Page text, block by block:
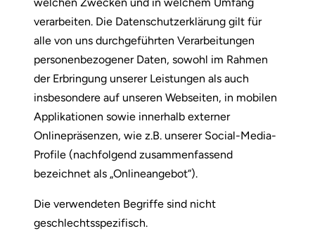
verarbeiten. Die Datenschutzerklärung gilt für
alle von uns durchgeführten Verarbeitungen
personenbezogener Daten, sowohl im Rahmen
der Erbringung unserer Leistungen als auch
insbesondere auf unseren Webseiten, in mobilen
Applikationen sowie innerhalb externer
Onlinepräsenzen, wie z.B. unserer Social-Media-
Profile (nachfolgend zusammenfassend
bezeichnet als „Onlineangebot“).
Die verwendeten Begriffe sind nicht
geschlechtsspezifisch.